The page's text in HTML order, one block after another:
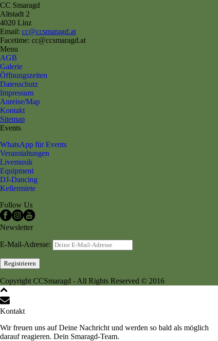
CC Smaragd
Altstadt 2
4020 Linz
Email: cc@ccsmaragd.at
Facetime: cc@ccsmaragd.at
Menu
AGB
Galerie
Öffnungszeiten
Datenschutz
Impressum
Anreise/Map
Kontakt
Sitemap
Events
WhatsApp für Events
Veranstaltungen
Livemusik
Equipment
DJ-Dancing
Kellermiete
Follow Us
Newsletter
E-Mail-Adresse:
Copyright CCSmaragd - All Rights Reserved © 2016
Kontakt
Wir freuen uns auf Deine Nachricht und werden so bald als möglich
darauf reagieren. Dein Smaragd-Team.